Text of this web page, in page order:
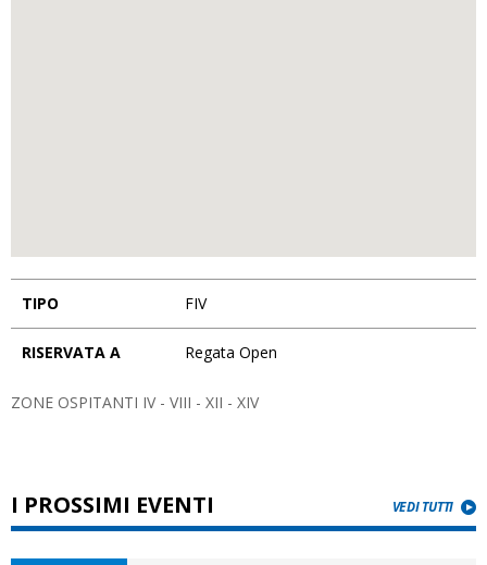
TIPO FIV
RISERVATA A Regata Open
ZONE OSPITANTI IV - VIII - XII - XIV
I PROSSIMI EVENTI VEDI TUTTI